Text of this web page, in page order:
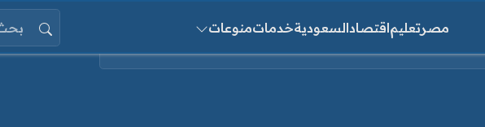
مصرتعليماقتصادالسعوديةخدماتمنوعات
البحث عن: